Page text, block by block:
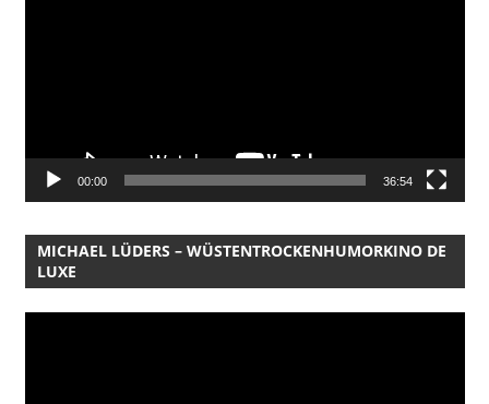
00:00 36:54
MICHAEL LÜDERS – WÜSTENTROCKENHUMORKINO DE
LUXE